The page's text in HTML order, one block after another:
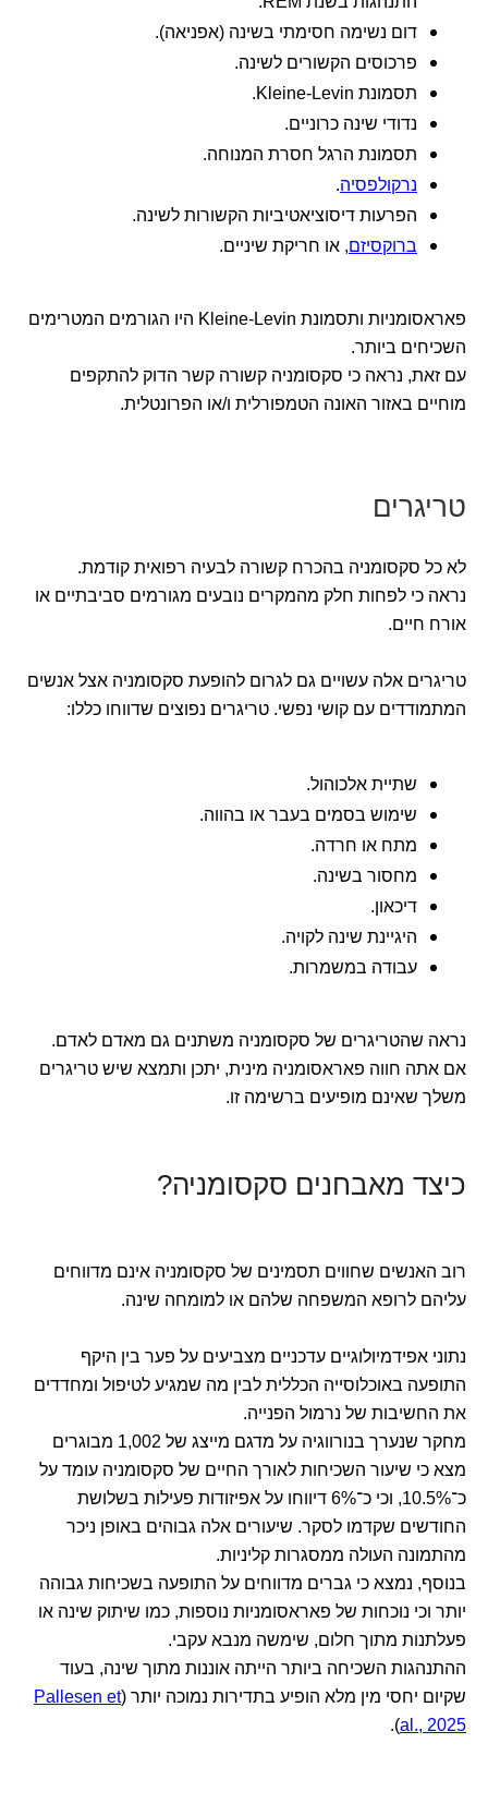
דום נשימה חסימתי בשינה (אפניאה).
פרכוסים הקשורים לשינה.
תסמונת Kleine-Levin.
נדודי שינה כרוניים.
תסמונת הרגל חסרת המנוחה.
נרקולפסיה.
הפרעות דיסוציאטיביות הקשורות לשינה.
ברוקסיזם, או חריקת שיניים.
פאראסומניות ותסמונת Kleine-Levin היו הגורמים המטרימים
השכיחים ביותר.
עם זאת, נראה כי סקסומניה קשורה קשר הדוק להתקפים
מוחיים באזור האונה הטמפורלית ו/או הפרונטלית.
טריגרים
לא כל סקסומניה בהכרח קשורה לבעיה רפואית קודמת.
נראה כי לפחות חלק מהמקרים נובעים מגורמים סביבתיים או
אורח חיים.
טריגרים אלה עשויים גם לגרום להופעת סקסומניה אצל אנשים
המתמודדים עם קושי נפשי. טריגרים נפוצים שדווחו כללו:
שתיית אלכוהול.
שימוש בסמים בעבר או בהווה.
מתח או חרדה.
מחסור בשינה.
דיכאון.
היגיינת שינה לקויה.
עבודה במשמרות.
נראה שהטריגרים של סקסומניה משתנים גם מאדם לאדם.
אם אתה חווה פאראסומניה מינית, יתכן ותמצא שיש טריגרים
משלך שאינם מופיעים ברשימה זו.
כיצד מאבחנים סקסומניה?
רוב האנשים שחווים תסמינים של סקסומניה אינם מדווחים
עליהם לרופא המשפחה שלהם או למומחה שינה.
נתוני אפידמיולוגיים עדכניים מצביעים על פער בין היקף
התופעה באוכלוסייה הכללית לבין מה שמגיע לטיפול ומחדדים
את החשיבות של נרמול הפנייה.
מחקר שנערך בנורווגיה על מדגם מייצג של 1,002 מבוגרים
מצא כי שיעור השכיחות לאורך החיים של סקסומניה עומד על
כ־10.5%, וכי כ־6% דיווחו על אפיזודות פעילות בשלושת
החודשים שקדמו לסקר. שיעורים אלה גבוהים באופן ניכר
מהתמונה העולה ממסגרות קליניות.
בנוסף, נמצא כי גברים מדווחים על התופעה בשכיחות גבוהה
יותר וכי נוכחות של פאראסומניות נוספות, כמו שיתוק שינה או
פעלתנות מתוך חלום, שימשה מנבא עקבי.
ההתנהגות השכיחה ביותר הייתה אוננות מתוך שינה, בעוד
שקיום יחסי מין מלא הופיע בתדירות נמוכה יותר (Pallesen et
al., 2025
).